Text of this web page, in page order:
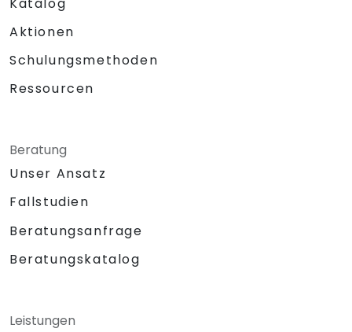
Aktionen
Schulungsmethoden
Ressourcen
Beratung
Unser Ansatz
Fallstudien
Beratungsanfrage
Beratungskatalog
Leistungen